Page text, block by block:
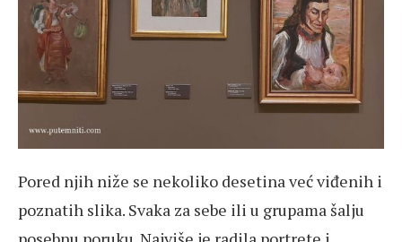
Pored njih niže se nekoliko desetina već viđenih i
poznatih slika. Svaka za sebe ili u grupama šalju